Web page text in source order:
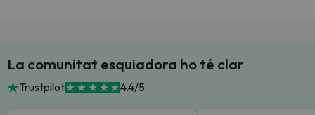
La comunitat esquiadora ho té clar
Trustpilot 4.4/5